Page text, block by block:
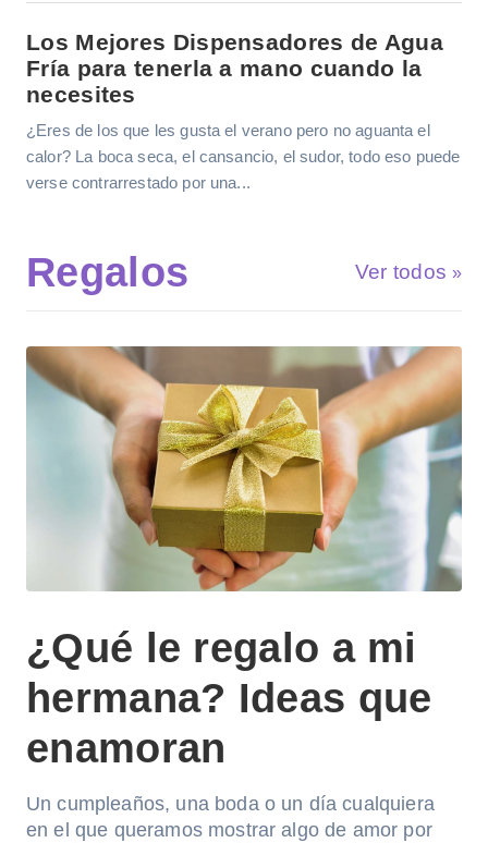
Los Mejores Dispensadores de Agua
Fría para tenerla a mano cuando la
necesites
¿Eres de los que les gusta el verano pero no aguanta el
calor? La boca seca, el cansancio, el sudor, todo eso puede
verse contrarrestado por una...
Regalos Ver todos
¿Qué le regalo a mi
hermana? Ideas que
enamoran
Un cumpleaños, una boda o un día cualquiera
en el que queramos mostrar algo de amor por